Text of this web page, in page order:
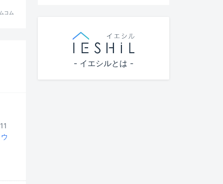
コム
- イエシルとは -